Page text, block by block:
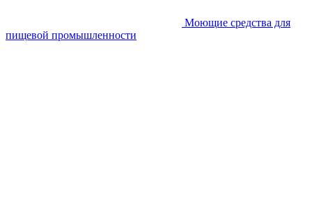
Моющие средства для
пищевой промышленности